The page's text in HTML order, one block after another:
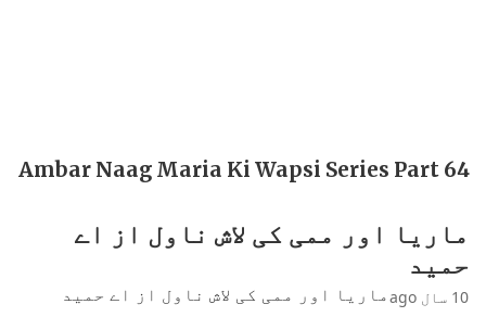
Ambar Naag Maria Ki Wapsi Series Part 64
ماریا اور ممی کی لاش ناول از اے
حمید
10 سال ago
ماریا اور ممی کی لاش ناول از اے حمید